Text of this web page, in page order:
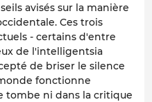
avisés sur la manière
Ces trois
- certains d'entre
de l'intelligentsia
de briser le silence
fonctionne
tombe ni dans la critique